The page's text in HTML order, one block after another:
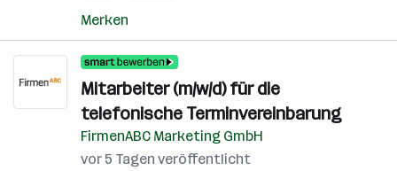
Merken
Mitarbeiter (m/w/d) für die
telefonische Terminvereinbarung
FirmenABC Marketing GmbH
vor 5 Tagen veröffentlicht